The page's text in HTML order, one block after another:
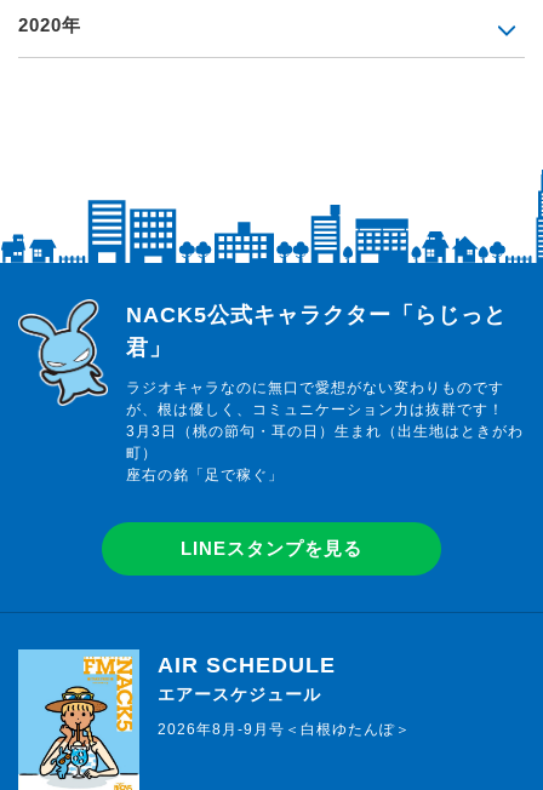
2020年
らじっと君
NACK5公式キャラクター「らじっと
君」
ラジオキャラなのに無口で愛想がない変わりものです
が、根は優しく、コミュニケーション力は抜群です！
3月3日（桃の節句・耳の日）生まれ（出生地はときがわ
町）
座右の銘「足で稼ぐ」
LINEスタンプを見る
AIR SCHEDULE
エアースケジュール
2026年8月-9月号＜白根ゆたんぽ＞